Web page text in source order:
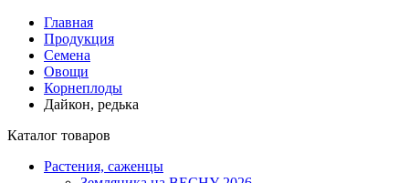
Главная
Продукция
Семена
Овощи
Корнеплоды
Дайкон, редька
Каталог товаров
Растения, саженцы